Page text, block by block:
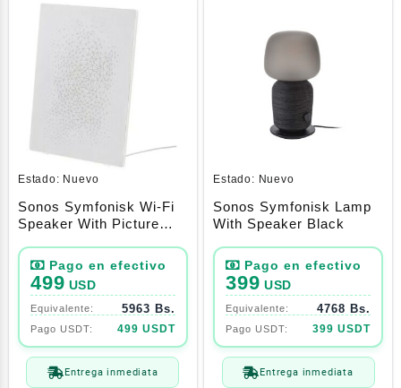
Estado: Nuevo
Sonos Symfonisk Wi-Fi
Speaker With Picture
499 USD
5963 Bs.
499 USDT
Entrega inmediata
Estado: Nuevo
Sonos Symfonisk Lamp
With Speaker Black
399 USD
4768 Bs.
399 USDT
Entrega inmediata